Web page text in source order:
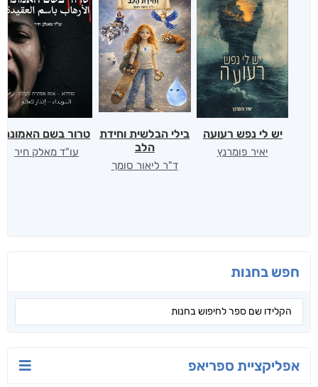
חפש בחנות
אפליקציית ספריאפ
יש לי נפש רעועה
יאיר פומרנץ
בילי הבלשית וחידת
הלב
ד"ר ליאור סומך
טרור בשם האמונה
עו"ד מאלק חיר